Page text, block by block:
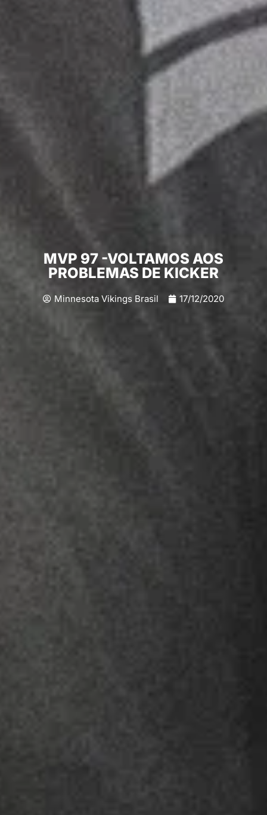
MVP 97 -VOLTAMOS AOS
PROBLEMAS DE KICKER
Minnesota Vikings Brasil 17/12/2020